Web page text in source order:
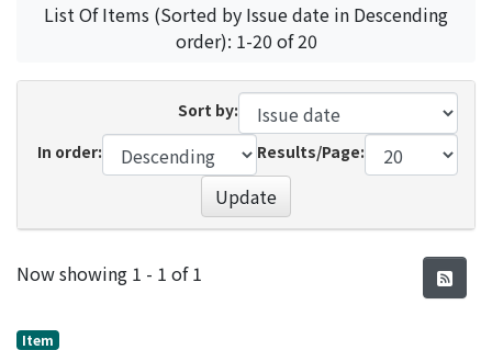
List Of Items (Sorted by Issue date in Descending
order): 1-20 of 20
Sort by:
In order:
Results/Page:
Update
Recent Submissions
Now showing 1 - 1 of 1
Item